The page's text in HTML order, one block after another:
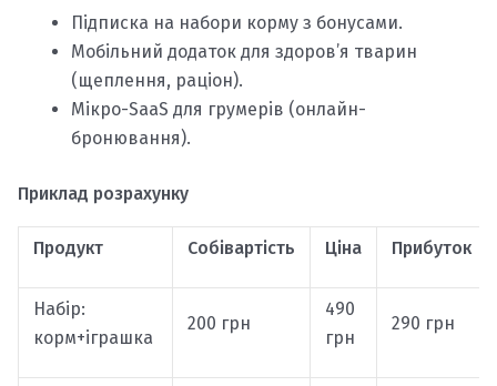
Підписка на набори корму з бонусами.
Мобільний додаток для здоров’я тварин
(щеплення, раціон).
Мікро-SaaS для грумерів (онлайн-
бронювання).
Приклад розрахунку
Продукт Собівартість Ціна Прибуток
Набір:
корм+іграшка
200 грн
490
грн
290 грн